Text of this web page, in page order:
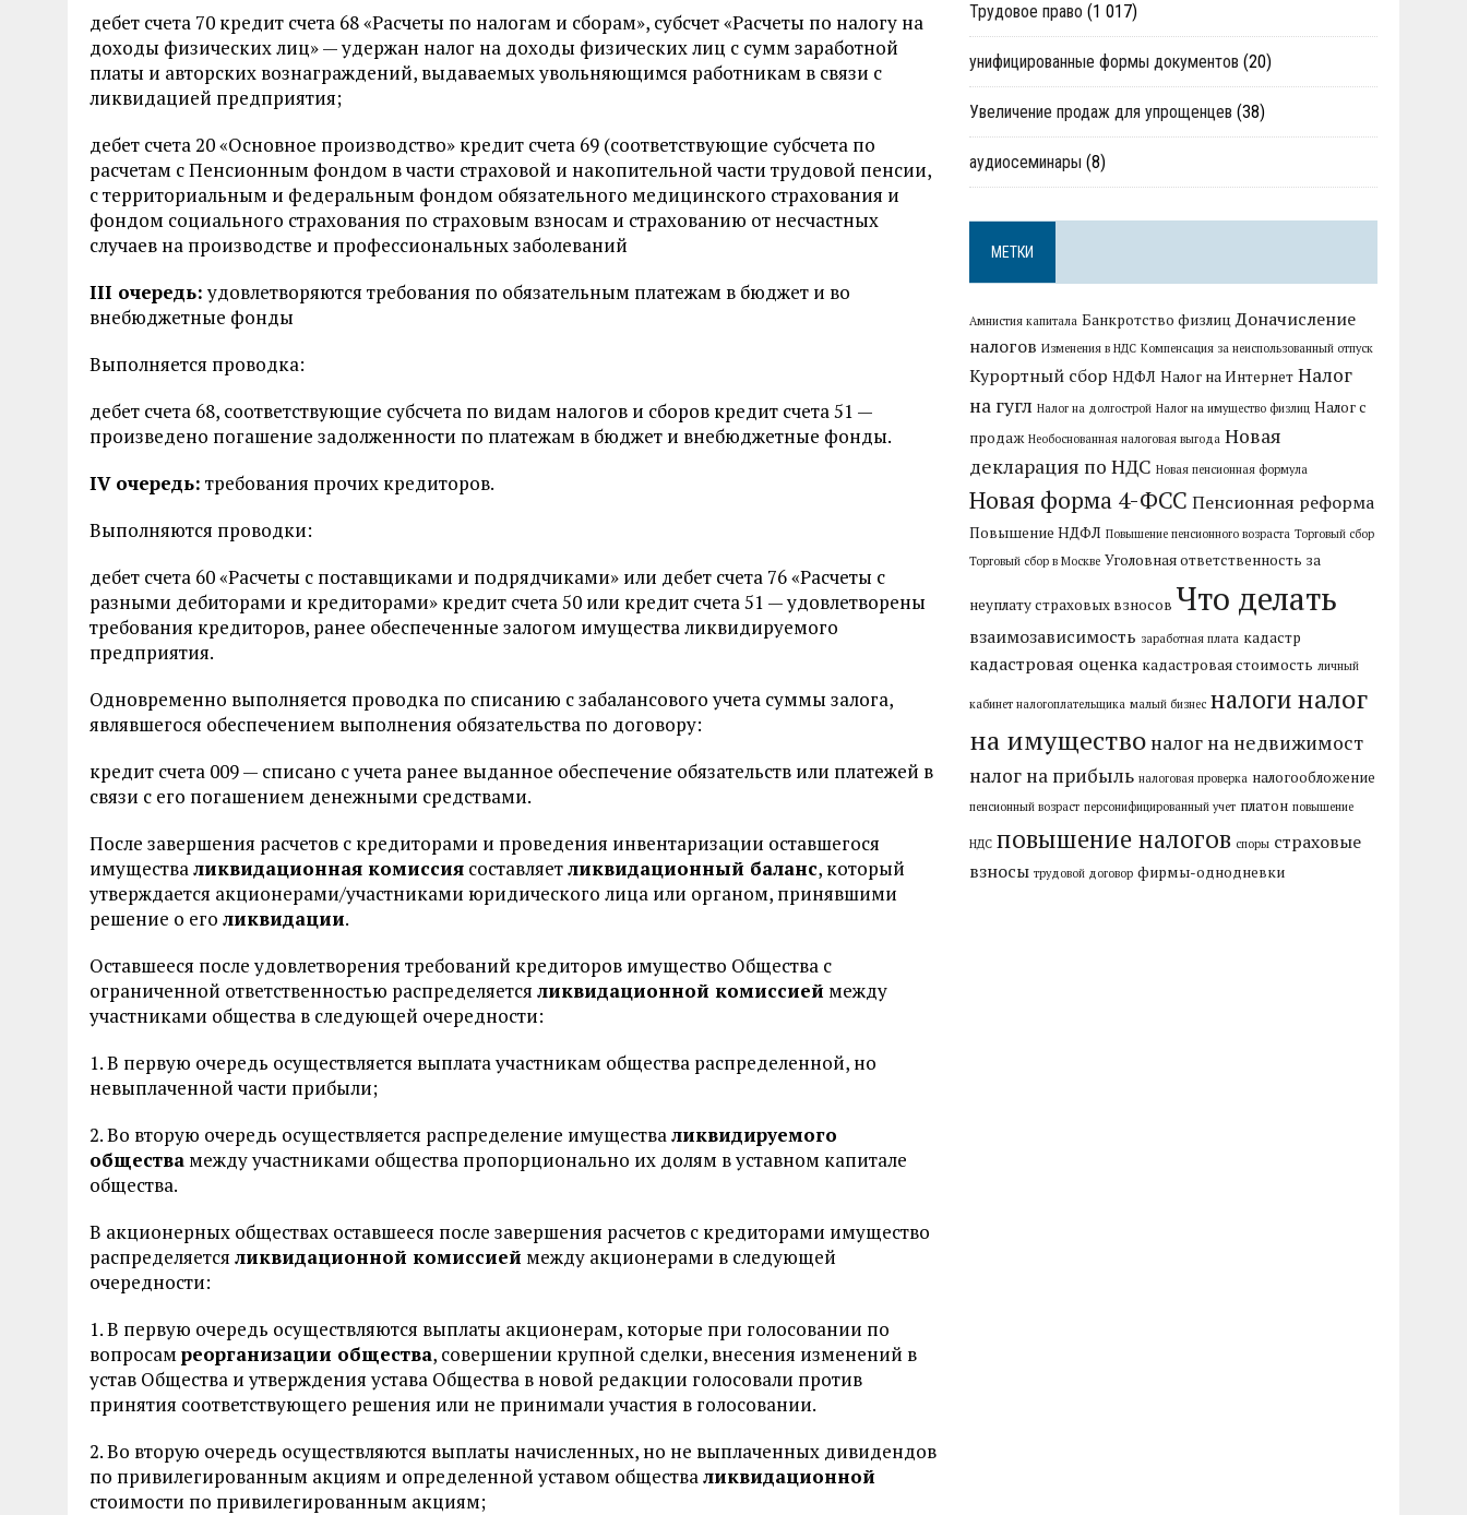
дебет счета 70 кредит счета 68 «Расчеты по налогам и сборам», субсчет «Расчеты по налогу на
доходы физических лиц» — удержан налог на доходы физических лиц с сумм заработной
платы и авторских вознаграждений, выдаваемых увольняющимся работникам в связи с
ликвидацией предприятия;
дебет счета 20 «Основное производство» кредит счета 69 (соответствующие субсчета по
расчетам с Пенсионным фондом в части страховой и накопительной части трудовой пенсии,
с территориальным и федеральным фондом обязательного медицинского страхования и
фондом социального страхования по страховым взносам и страхованию от несчастных
случаев на производстве и профессиональных заболеваний
III очередь:удовлетворяются требования по обязательным платежам в бюджет и во
внебюджетные фонды
Выполняется проводка:
дебет счета 68, соответствующие субсчета по видам налогов и сборов кредит счета 51 —
произведено погашение задолженности по платежам в бюджет и внебюджетные фонды.
IV очередь: требования прочих кредиторов.
Выполняются проводки:
дебет счета 60 «Расчеты с поставщиками и подрядчиками» или дебет счета 76 «Расчеты с
разными дебиторами и кредиторами» кредит счета 50 или кредит счета 51 — удовлетворены
требования кредиторов, ранее обеспеченные залогом имущества ликвидируемого
предприятия.
Одновременно выполняется проводка по списанию с забалансового учета суммы залога,
являвшегося обеспечением выполнения обязательства по договору:
кредит счета 009 — списано с учета ранее выданное обеспечение обязательств или платежей в
связи с его погашением денежными средствами.
После завершения расчетов с кредиторами и проведения инвентаризации оставшегося
имуществаликвидационная комиссия составляетликвидационный баланс, который
утверждается акционерами/участниками юридического лица или органом, принявшими
решение о его ликвидации.
Оставшееся после удовлетворения требований кредиторов имущество Общества с
ограниченной ответственностью распределяется ликвидационной комиссией между
участниками общества в следующей очередности:
1. В первую очередь осуществляется выплата участникам общества распределенной, но
невыплаченной части прибыли;
2. Во вторую очередь осуществляется распределение имуществаликвидируемого
общества между участниками общества пропорционально их долям в уставном капитале
общества.
В акционерных обществах оставшееся после завершения расчетов с кредиторами имущество
распределяется ликвидационной комиссией между акционерами в следующей
очередности:
1. В первую очередь осуществляются выплаты акционерам, которые при голосовании по
вопросамреорганизации общества, совершении крупной сделки, внесения изменений в
устав Общества и утверждения устава Общества в новой редакции голосовали против
принятия соответствующего решения или не принимали участия в голосовании.
2. Во вторую очередь осуществляются выплаты начисленных, но не выплаченных дивидендов
по привилегированным акциям и определенной уставом обществаликвидационной
стоимости по привилегированным акциям;
Трудовое право (1 017)
унифицированные формы документов (20)
Увеличение продаж для упрощенцев (38)
аудиосеминары (8)
МЕТКИ
Амнистия капитала Банкротство физлиц Доначисление
налогов Изменения в НДС Компенсация за неиспользованный отпуск
Курортный сбор НДФЛ Налог на Интернет Налог
на гугл Налог на долгострой Налог на имущество физлиц Налог с
продаж Необоснованная налоговая выгода Новая
декларация по НДС Новая пенсионная формула
Новая форма 4-ФСС Пенсионная реформа
Повышение НДФЛ Повышение пенсионного возраста Торговый сбор
Торговый сбор в Москве Уголовная ответственность за
неуплату страховых взносов Что делать
взаимозависимость заработная плата кадастр
кадастровая оценка кадастровая стоимость личный
кабинет налогоплательщика малый бизнес налоги налог
на имущество налог на недвижимост
налог на прибыль налоговая проверка налогообложение
пенсионный возраст персонифицированный учет платон повышение
НДС повышение налогов споры страховые
взносы трудовой договор фирмы-однодневки